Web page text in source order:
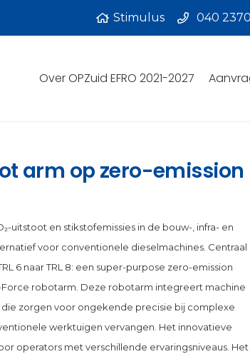
Stimulus 040
Over OPZuid EFRO 2021-2027
arm op zero-emission
uitstoot en stikstofemissies in de bouw-, infra- en
voor conventionele dieselmachines. Centraal
6 naar TRL 8: een super-purpose zero-emission
robotarm. Deze robotarm integreert machine
zorgen voor ongekende precisie bij complexe
werktuigen vervangen. Het innovatieve
operators met verschillende ervaringsniveaus. Het